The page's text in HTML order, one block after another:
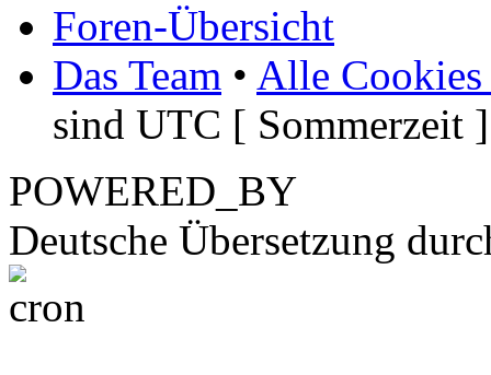
Foren-Übersicht
Das Team • Alle Cookies
sind UTC [ Sommerzeit ]
POWERED_BY
Deutsche Übersetzung